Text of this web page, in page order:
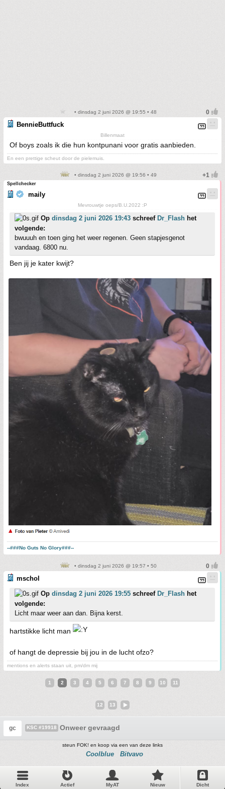
• dinsdag 2 juni 2026 @ 19:55 • 48
BennieButtfuck
Billenmaat
Of boys zoals ik die hun kontpunani voor gratis aanbieden.
En een prettige scheut door de pielemuis.
• dinsdag 2 juni 2026 @ 19:56 • 49
Spellchecker
maily
Mevrouwtje oeps/B.U.2022 :P
Op dinsdag 2 juni 2026 19:43 schreef Dr_Flash het
volgende:
bwuuuh en toen ging het weer regenen. Geen stapjesgenot
vandaag. 6800 nu.
Ben jij je kater kwijt?
--###No Guts No Glory###--
• dinsdag 2 juni 2026 @ 19:57 • 50
mschol
Op dinsdag 2 juni 2026 19:55 schreef Dr_Flash het
volgende:
Licht maar weer aan dan. Bijna kerst.
hartstikke licht man
of hangt de depressie bij jou in de lucht ofzo?
mentions en alerts staan uit, pm/dm mij
1 2 3 4 5 6 7 8 9 10 11
12 13
gc KSC #19918 Onweer gevraagd
steun FOK! en koop via een van deze links
Coolblue Bitvavo
Index Actief MyAT Nieuw Dicht